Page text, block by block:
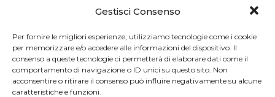
Gestisci Consenso
Per fornire le migliori esperienze, utilizziamo tecnologie come i cookie
per memorizzare e/o accedere alle informazioni del dispositivo. Il
consenso a queste tecnologie ci permetterà di elaborare dati come il
comportamento di navigazione o ID unici su questo sito. Non
acconsentire o ritirare il consenso può influire negativamente su alcune
caratteristiche e funzioni.